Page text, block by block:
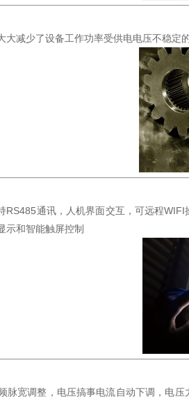
大减少了设备工作功率受供电电压不稳定
RS485通讯，人机界面交互，可远程
示和智能触屏控制
脉宽调整，电压搞事电流自动下调，电